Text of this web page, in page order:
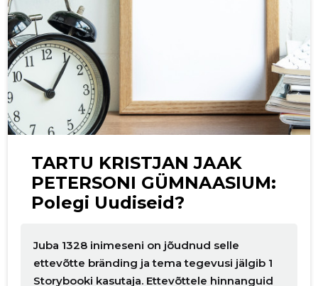
TARTU KRISTJAN JAAK
PETERSONI GÜMNAASIUM:
Polegi Uudiseid?
Juba 1328 inimeseni on jõudnud selle
ettevõtte bränding ja tema tegevusi jälgib 1
Storybooki kasutaja. Ettevõttele hinnanguid